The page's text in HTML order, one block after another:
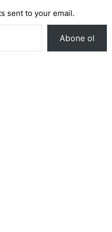
sent to your email.
Abone ol